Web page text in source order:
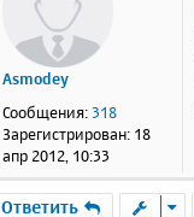
Asmodey
Сообщения:318
Зарегистрирован: 18
апр 2012, 10:33
Ответить